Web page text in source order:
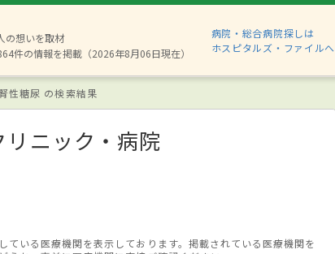
の想いを取材
件の情報を掲載（2026年8月06日現在）
病院・総合病院探しは
ホスピタルズ・ファイルへ
性糖尿 の検索結果
リニック・病院
いる医療機関を表示しております。掲載されている医療機関を